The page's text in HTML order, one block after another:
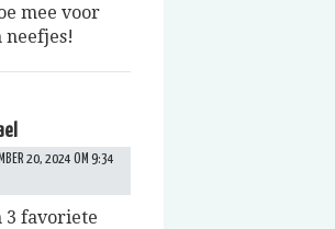
mee voor
neefjes!
20, 2024 OM 9:34
3 favoriete